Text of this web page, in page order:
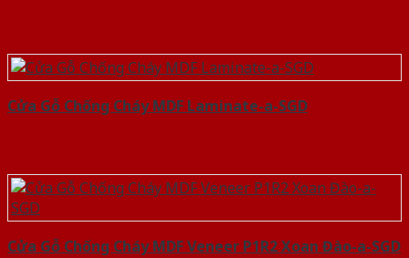
Cửa Gỗ Chống Cháy MDF Laminate-a-SGD
Cửa Gỗ Chống Cháy MDF Veneer P1R2 Xoan Đào-a-SGD